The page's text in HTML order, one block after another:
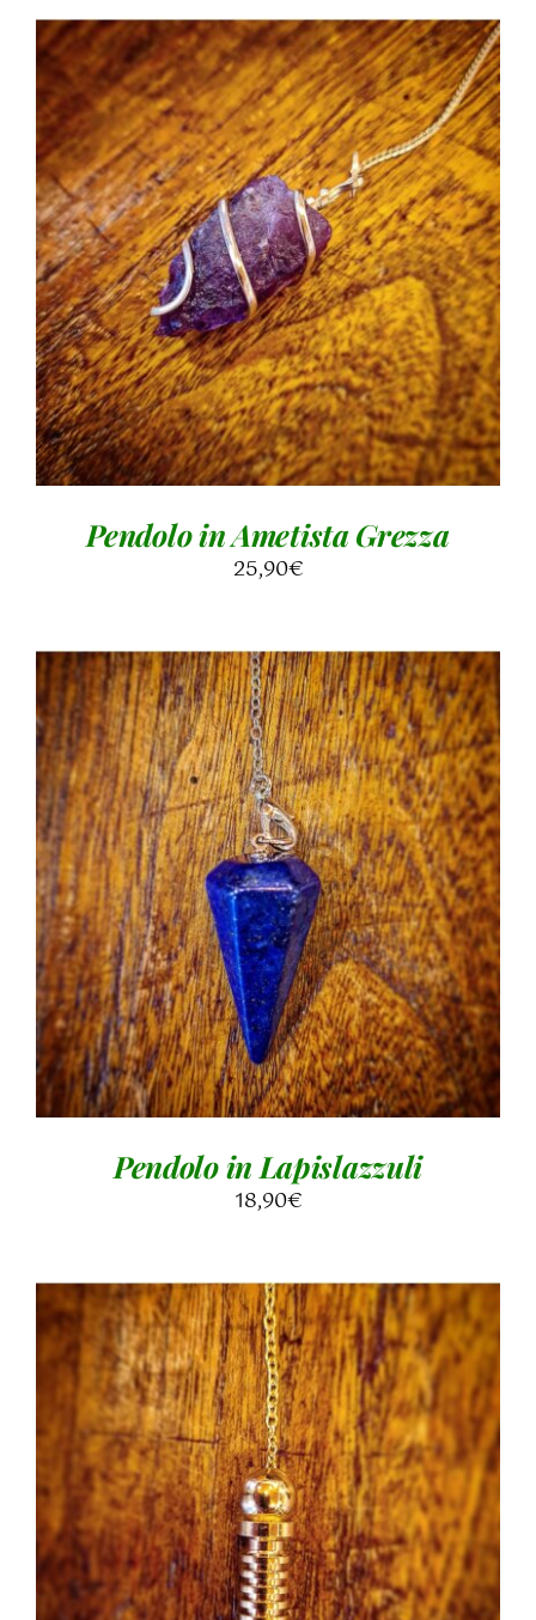
AGGIUNGI AL CARRELLO / DETTAGLI
Pendolo in Ametista Grezza
25,90€
AGGIUNGI AL CARRELLO / DETTAGLI
Pendolo in Lapislazzuli
18,90€
AGGIUNGI AL CARRELLO / DETTAGLI